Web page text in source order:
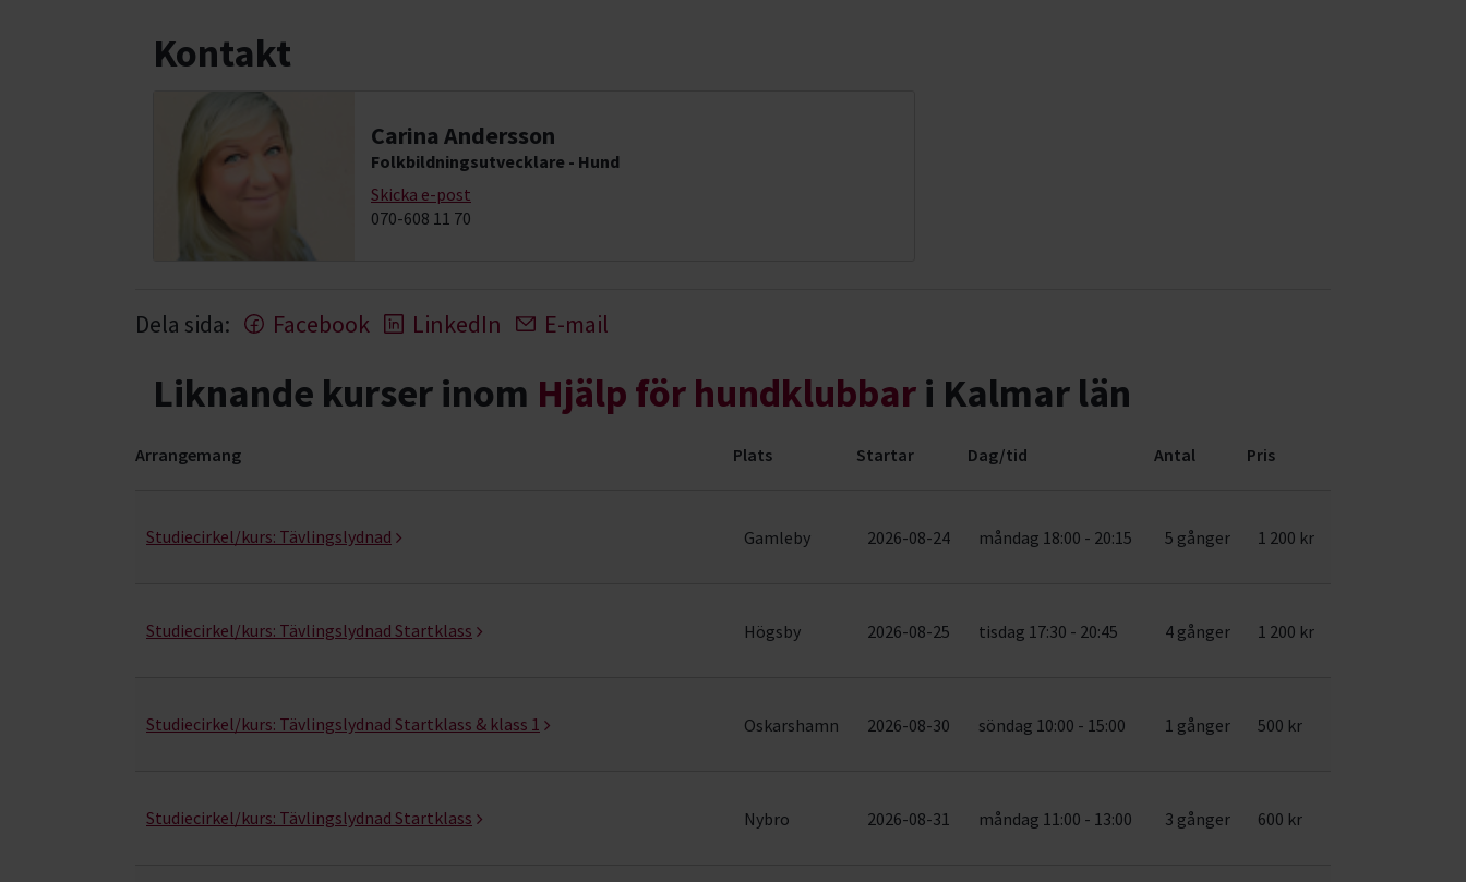
Kontakt
Carina Andersson
Folkbildningsutvecklare - Hund
Skicka e-post
070-608 11 70
Dela sida: Facebook LinkedIn E-mail
Liknande kurser inom Hjälp för hundklubbar i Kalmar län
Arrangemang Plats Startar Dag/tid Antal Pris
Studiecirkel/kurs: Tävlingslydnad Gamleby 2026-08-24 måndag 18:00 - 20:15 5 gånger 1 200 kr
Studiecirkel/kurs: Tävlingslydnad Startklass Högsby 2026-08-25 tisdag 17:30 - 20:45 4 gånger 1 200 kr
Studiecirkel/kurs: Tävlingslydnad Startklass & klass 1 Oskarshamn 2026-08-30 söndag 10:00 - 15:00 1 gånger 500 kr
Studiecirkel/kurs: Tävlingslydnad Startklass Nybro 2026-08-31 måndag 11:00 - 13:00 3 gånger 600 kr